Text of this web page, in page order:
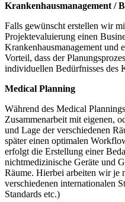
Krankenhausmanagement /
Falls gewünscht erstellen wir
Projektevaluierung einen
Krankenhausmanagement und
Vorteil, dass der
individuellen Bedürfnisses des
Medical Planning
Während des Medical
Zusammenarbeit mit eigenen,
und Lage der verschiedenen
später einen optimalen
erfolgt die Erstellung einer
nichtmedizinische Geräte und
Räume. Hierbei arbeiten wir je
verschiedenen internationalen
Standards etc.)